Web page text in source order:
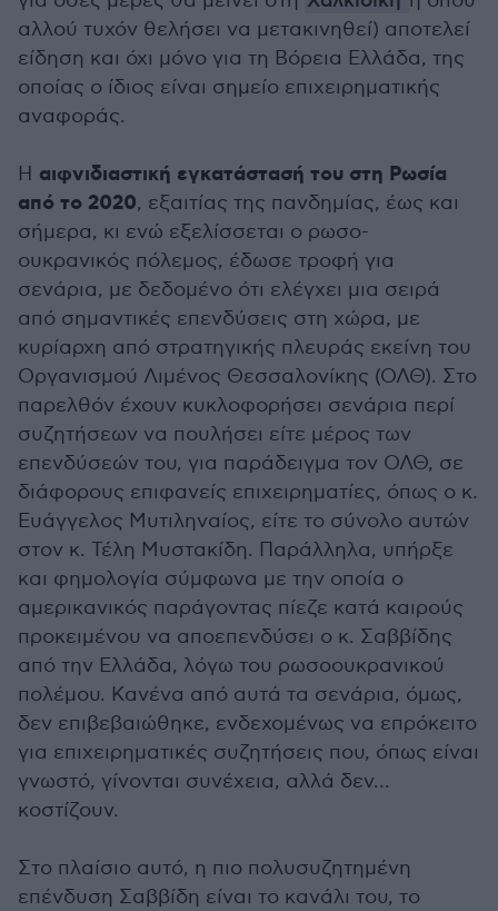
αλλού τυχόν θελήσει να μετακινηθεί) αποτελεί
είδηση και όχι μόνο για τη Βόρεια Ελλάδα, της
οποίας ο ίδιος είναι σημείο επιχειρηματικής
αναφοράς.
Η αιφνιδιαστική εγκατάστασή του στη Ρωσία
από το 2020, εξαιτίας της πανδημίας, έως και
σήμερα, κι ενώ εξελίσσεται ο ρωσο-
ουκρανικός πόλεμος, έδωσε τροφή για
σενάρια, με δεδομένο ότι ελέγχει μια σειρά
από σημαντικές επενδύσεις στη χώρα, με
κυρίαρχη από στρατηγικής πλευράς εκείνη του
Οργανισμού Λιμένος Θεσσαλονίκης (ΟΛΘ). Στο
παρελθόν έχουν κυκλοφορήσει σενάρια περί
συζητήσεων να πουλήσει είτε μέρος των
επενδύσεών του, για παράδειγμα τον ΟΛΘ, σε
διάφορους επιφανείς επιχειρηματίες, όπως ο κ.
Ευάγγελος Μυτιληναίος, είτε το σύνολο αυτών
στον κ. Τέλη Μυστακίδη. Παράλληλα, υπήρξε
και φημολογία σύμφωνα με την οποία ο
αμερικανικός παράγοντας πίεζε κατά καιρούς
προκειμένου να αποεπενδύσει ο κ. Σαββίδης
από την Ελλάδα, λόγω του ρωσοουκρανικού
πολέμου. Κανένα από αυτά τα σενάρια, όμως,
δεν επιβεβαιώθηκε, ενδεχομένως να επρόκειτο
για επιχειρηματικές συζητήσεις που, όπως είναι
γνωστό, γίνονται συνέχεια, αλλά δεν...
κοστίζουν.
Στο πλαίσιο αυτό, η πιο πολυσυζητημένη
επένδυση Σαββίδη είναι το κανάλι του, το